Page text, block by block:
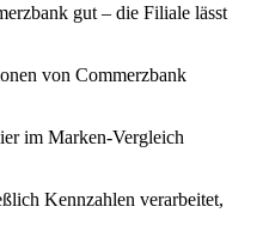
gut – die Filiale lässt
von Commerzbank
im Marken-Vergleich
Kennzahlen verarbeitet,